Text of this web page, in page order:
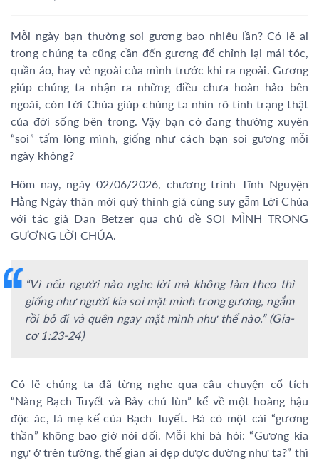
Mỗi ngày bạn thường soi gương bao nhiêu lần? Có lẽ ai
trong chúng ta cũng cần đến gương để chỉnh lại mái tóc,
quần áo, hay vẻ ngoài của mình trước khi ra ngoài. Gương
giúp chúng ta nhận ra những điều chưa hoàn hảo bên
ngoài, còn Lời Chúa giúp chúng ta nhìn rõ tình trạng thật
của đời sống bên trong. Vậy bạn có đang thường xuyên
“soi” tấm lòng mình, giống như cách bạn soi gương mỗi
ngày không?
Hôm nay, ngày 02/06/2026, chương trình Tĩnh Nguyện
Hằng Ngày thân mời quý thính giả cùng suy gẫm Lời Chúa
với tác giả Dan Betzer qua chủ đề SOI MÌNH TRONG
GƯƠNG LỜI CHÚA.
“Vì nếu người nào nghe lời mà không làm theo thì
giống như người kia soi mặt mình trong gương, ngắm
rồi bỏ đi và quên ngay mặt mình như thể nào.” (Gia-
cơ 1:23-24)
Có lẽ chúng ta đã từng nghe qua câu chuyện cổ tích
“Nàng Bạch Tuyết và Bảy chú lùn” kể về một hoàng hậu
độc ác, là mẹ kế của Bạch Tuyết. Bà có một cái “gương
thần” không bao giờ nói dối. Mỗi khi bà hỏi: “Gương kia
ngự ở trên tường, thế gian ai đẹp được dường như ta?” thì